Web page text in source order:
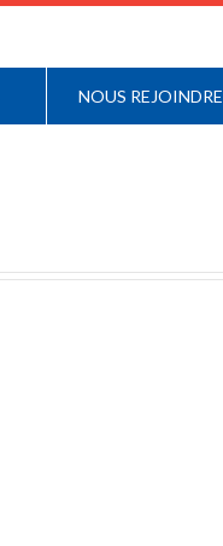
NOUS REJOINDRE